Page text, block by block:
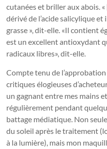
cutanées et briller aux abois.
dérivé de l’acide salicylique
grasse », dit-elle. «Il contient
est un excellent antioxydant
radicaux libres», dit-elle.
Compte tenu de
critiques élogieuses
un gagnant entre mes mains
régulièrement pendant
battage médiatique. Non
du soleil après le traitement
à la lumière), mais mon